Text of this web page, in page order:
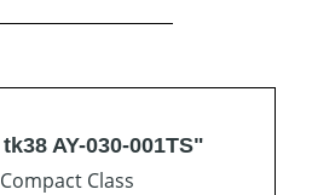
AY-030-001TS"
Class